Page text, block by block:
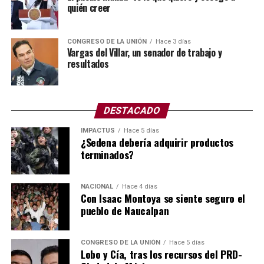
Para este tipo de labores se cuenta con el Programa de
Obras Anual, mejor conocido como el POA.
El POA (Plan Operativo Anual) y el presupuesto son
herramientas de gestión que se vinculan para planificar
las metas de una organización y asignar los recursos
12 meses.
Asimismo, el POA define las acciones y objetivos,
mientras que el presupuesto establece los fondos
autorizados para ejecutarlos.
Todo indica que no hubo mantenimiento de manera
correcta, ya sea por omisión, no hubo un programa
específico o simplemente no ejercieron el presupuesto
requerido, y lo que pagan los platos rotos, como
siempre, son los vecinos y colonos.
quién creer
CONGRESO DE LA UNIÓN Hace 3 días
Vargas del Villar, un senador de trabajo y
resultados
DESTACADO
IMPACTUS Hace 5 días
¿Sedena debería adquirir productos
terminados?
NACIONAL Hace 4 días
Con Isaac Montoya se siente seguro el
pueblo de Naucalpan
CONGRESO DE LA UNIÓN Hace 5 días
Lobo y Cía, tras los recursos del PRD-